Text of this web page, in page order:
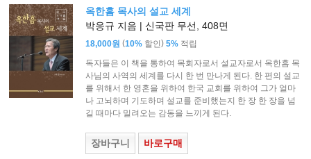
옥한흠 목사의 설교 세계
박응규 지음 | 신국판 무선, 408면
18,000원 (10% 할인) 5% 적립
독자들은 이 책을 통하여 목회자로서 설교자로서 옥한흠 목
사님의 사역의 세계를 다시 한 번 만나게 된다. 한 편의 설교
를 위해서 한 영혼을 위하여 한국 교회를 위하여 그가 얼마
나 고뇌하며 기도하며 설교를 준비했는지 한 장 한 장을 넘
길 때마다 밀려오는 감동을 느끼게 된다.
장바구니 바로구매